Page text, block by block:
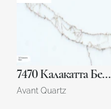
7470 Калакатта Беарн
Avant Quartz